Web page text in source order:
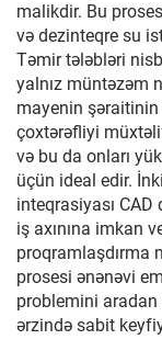
malikdir. Bu
və dezinteqre su
Təmir tələbləri
yalnız müntəzəm
mayenin şəraitinin
çoxtərəfliyi
və bu da onları
üçün ideal edir.
inteqrasiyası
iş axınına imkan
proqramlaşdırma
prosesi ənənəvi
problemini aradan
ərzində sabit